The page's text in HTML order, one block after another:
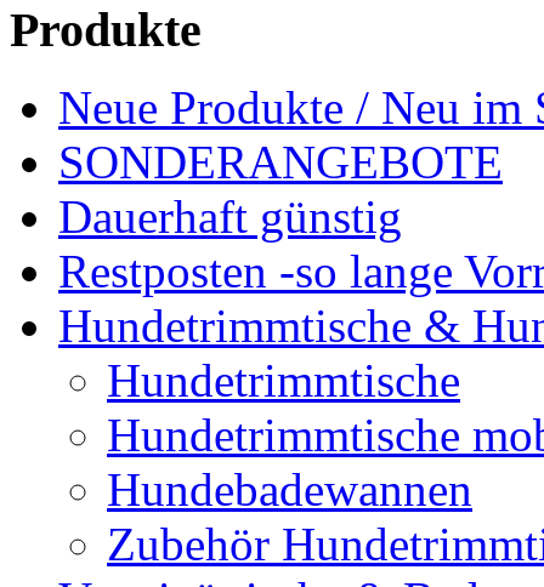
Produkte
Neue Produkte / Neu im
SONDERANGEBOTE
Dauerhaft günstig
Restposten -so lange
Hundetrimmtische &
Hundetrimmtische
Hundetrimmtische
Hundebadewannen
Zubehör